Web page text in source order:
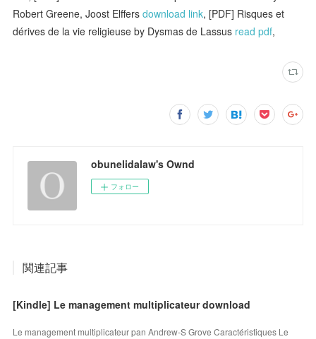
Robert Greene, Joost Elffersdownload link, [PDF] Risques et
dérives de la vie religieuse by Dysmas de Lassus read pdf,
obunelidalaw's Ownd
フォロー
関連記事
[Kindle] Le management multiplicateur download
Le management multiplicateur pan Andrew-S Grove Caractéristiques Le